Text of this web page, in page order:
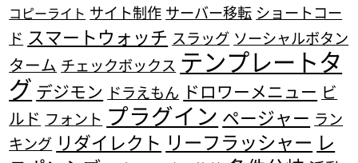
コピーライト サイト制作 サーバー移転 ショートコー
ド スマートウォッチ スラッグ ソーシャルボタン
ターム チェックボックス テンプレートタ
グ デジモン ドラえもん ドロワーメニュー ビ
ルド フォント プラグイン ページャー ラン
キング リダイレクト リーフラッシャー レ